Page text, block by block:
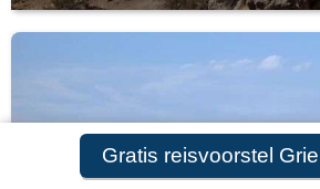
Gratis reisvoorstel